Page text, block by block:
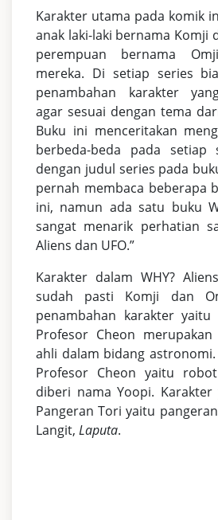
Karakter utama pada komik
anak laki-laki bernama Komji
perempuan bernama
mereka. Di setiap series
penambahan karakter
agar sesuai dengan tema
Buku ini menceritakan
berbeda-beda pada setiap
dengan judul series pada
pernah membaca beberapa
ini, namun ada satu buku
sangat menarik perhatian
Aliens dan UFO.”
Karakter dalam WHY?
sudah pasti Komji dan
penambahan karakter yaitu
Profesor Cheon
ahli dalam bidang
Profesor Cheon yaitu
diberi nama Yoopi. Karakter
Pangeran Tori yaitu
Langit, Laputa.